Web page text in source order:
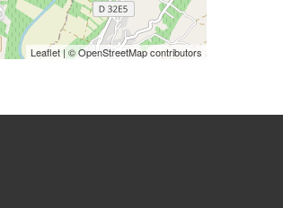
Leaflet| © OpenStreetMap contributors